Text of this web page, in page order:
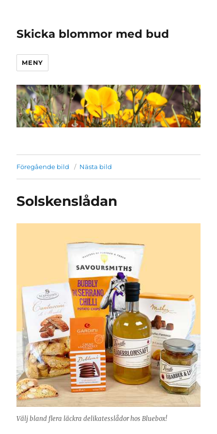
Skicka blommor med bud
MENY
Föregående bild Nästa bild
Solskenslådan
Välj bland flera läckra delikatesslådor hos Bluebox!